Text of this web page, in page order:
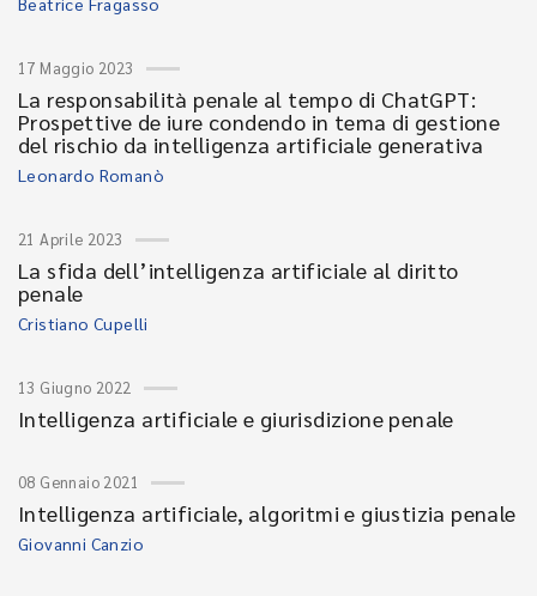
17 Maggio 2023
La responsabilità penale al tempo di ChatGPT:
Prospettive de iure condendo in tema di gestione
del rischio da intelligenza artificiale generativa
Leonardo Romanò
21 Aprile 2023
La sfida dell’intelligenza artificiale al diritto
penale
Cristiano Cupelli
13 Giugno 2022
Intelligenza artificiale e giurisdizione penale
08 Gennaio 2021
Intelligenza artificiale, algoritmi e giustizia penale
Giovanni Canzio